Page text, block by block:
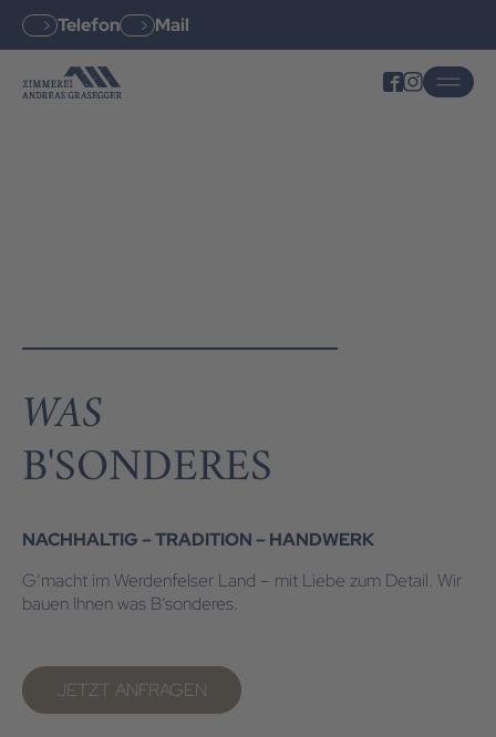
Telefon Mail
WAS
B'SONDERES
NACHHALTIG – TRADITION – HANDWERK
G‘macht im Werdenfelser Land – mit Liebe zum Detail. Wir
bauen Ihnen was B‘sonderes.
JETZT ANFRAGEN